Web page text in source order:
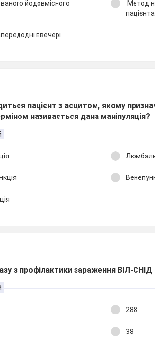
йодовмісного
Метод
пацієнта
ввечері
пацієнт з асцитом, якому
називається дана маніпуляція?
з профілактики зараження BІЛ-СНІД
288
38